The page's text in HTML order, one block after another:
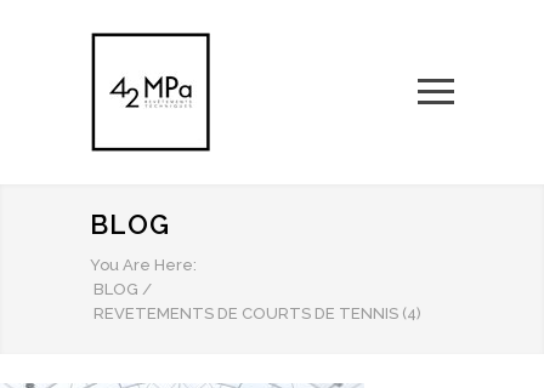
BLOG
You Are Here:
BLOG /
REVETEMENTS DE COURTS DE TENNIS (4)